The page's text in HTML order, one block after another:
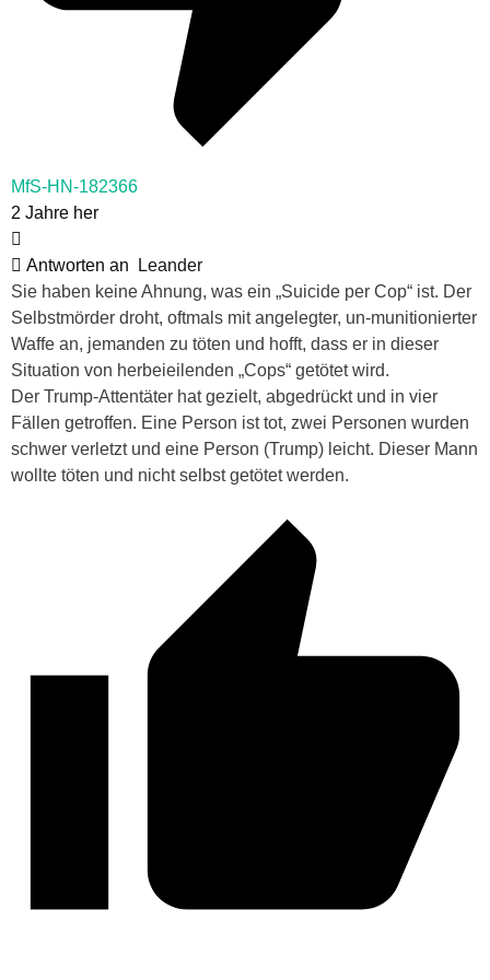
MfS-HN-182366
2 Jahre her
Antworten an
Leander
Sie haben keine Ahnung, was ein „Suicide per Cop“ ist. Der
Selbstmörder droht, oftmals mit angelegter, un-munitionierter
Waffe an, jemanden zu töten und hofft, dass er in dieser
Situation von herbeieilenden „Cops“ getötet wird.
Der Trump-Attentäter hat gezielt, abgedrückt und in vier
Fällen getroffen. Eine Person ist tot, zwei Personen wurden
schwer verletzt und eine Person (Trump) leicht. Dieser Mann
wollte töten und nicht selbst getötet werden.